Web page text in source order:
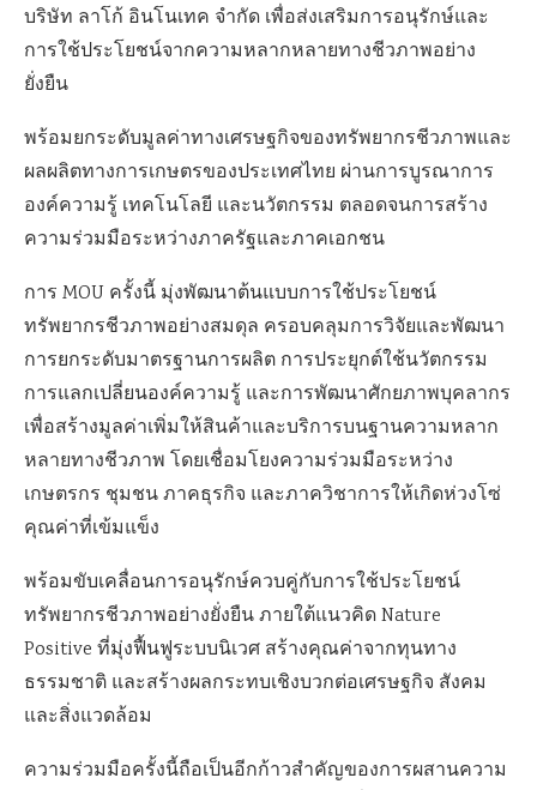
บริษัท ลาโก้ อินโนเทค จำกัด เพื่อส่งเสริมการอนุรักษ์และ
การใช้ประโยชน์จากความหลากหลายทางชีวภาพอย่าง
ยั่งยืน
พร้อมยกระดับมูลค่าทางเศรษฐกิจของทรัพยากรชีวภาพและ
ผลผลิตทางการเกษตรของประเทศไทย ผ่านการบูรณาการ
องค์ความรู้ เทคโนโลยี และนวัตกรรม ตลอดจนการสร้าง
ความร่วมมือระหว่างภาครัฐและภาคเอกชน
การ MOU ครั้งนี้ มุ่งพัฒนาต้นแบบการใช้ประโยชน์
ทรัพยากรชีวภาพอย่างสมดุล ครอบคลุมการวิจัยและพัฒนา
การยกระดับมาตรฐานการผลิต การประยุกต์ใช้นวัตกรรม
การแลกเปลี่ยนองค์ความรู้ และการพัฒนาศักยภาพบุคลากร
เพื่อสร้างมูลค่าเพิ่มให้สินค้าและบริการบนฐานความหลาก
หลายทางชีวภาพ โดยเชื่อมโยงความร่วมมือระหว่าง
เกษตรกร ชุมชน ภาคธุรกิจ และภาควิชาการให้เกิดห่วงโซ่
คุณค่าที่เข้มแข็ง
พร้อมขับเคลื่อนการอนุรักษ์ควบคู่กับการใช้ประโยชน์
ทรัพยากรชีวภาพอย่างยั่งยืน ภายใต้แนวคิด Nature
Positive ที่มุ่งฟื้นฟูระบบนิเวศ สร้างคุณค่าจากทุนทาง
ธรรมชาติ และสร้างผลกระทบเชิงบวกต่อเศรษฐกิจ สังคม
และสิ่งแวดล้อม
ความร่วมมือครั้งนี้ถือเป็นอีกก้าวสำคัญของการผสานความ